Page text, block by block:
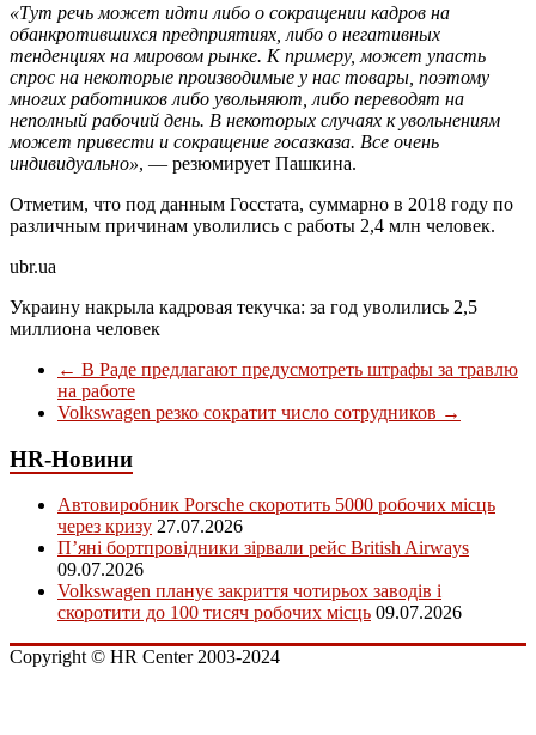
«Тут речь может идти либо о сокращении кадров на
обанкротившихся предприятиях, либо о негативных
тенденциях на мировом рынке. К примеру, может упасть
спрос на некоторые производимые у нас товары, поэтому
многих работников либо увольняют, либо переводят на
неполный рабочий день. В некоторых случаях к увольнениям
может привести и сокращение госазказа. Все очень
индивидуально», — резюмирует Пашкина.
Отметим, что под данным Госстата, суммарно в 2018 году по
различным причинам уволились с работы 2,4 млн человек.
ubr.ua
Украину накрыла кадровая текучка: за год уволились 2,5
миллиона человек
← В Раде предлагают предусмотреть штрафы за травлю
на работе
Volkswagen резко сократит число сотрудников →
HR-Новини
Автовиробник Porsche скоротить 5000 робочих місць
через кризу 27.07.2026
П’яні бортпровідники зірвали рейс British Airways
09.07.2026
Volkswagen планує закриття чотирьох заводів і
скоротити до 100 тисяч робочих місць 09.07.2026
Copyright © HR Center 2003-2024